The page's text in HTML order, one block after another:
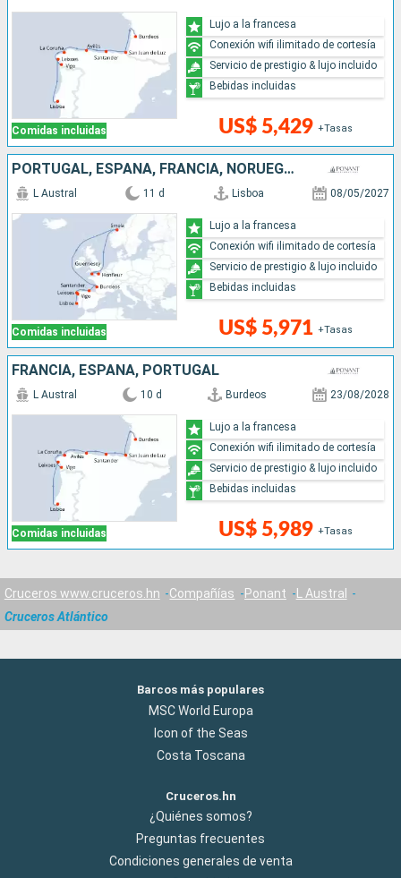
Comidas incluidas US$ 5,429 +Tasas
Lujo a la francesa
Conexión wifi ilimitado de cortesía
Servicio de prestigio & lujo incluido
Bebidas incluidas
PORTUGAL, ESPAÑA, FRANCIA, NORUEGA, REINO UNIDO
Comidas incluidas
L Austral 11 d Lisboa 08/05/2027
US$ 5,971 +Tasas
Lujo a la francesa
Conexión wifi ilimitado de cortesía
Servicio de prestigio & lujo incluido
Bebidas incluidas
FRANCIA, ESPAÑA, PORTUGAL
Comidas incluidas
L Austral 10 d Burdeos 23/08/2028
US$ 5,989 +Tasas
Lujo a la francesa
Conexión wifi ilimitado de cortesía
Servicio de prestigio & lujo incluido
Bebidas incluidas
Cruceros www.cruceros.hn Compañías Ponant
L Austral
Cruceros Atlántico
Barcos más populares
MSC World Europa
Icon of the Seas
Costa Toscana
Cruceros.hn
¿Quiénes somos?
Preguntas frecuentes
Condiciones generales de venta